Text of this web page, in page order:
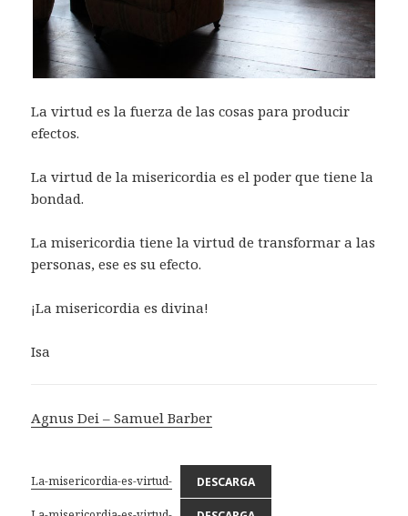
La virtud es la fuerza de las cosas para producir
efectos.
La virtud de la misericordia es el poder que tiene la
bondad.
La misericordia tiene la virtud de transformar a las
personas, ese es su efecto.
¡La misericordia es divina!
Isa
Agnus Dei – Samuel Barber
La-misericordia-es-virtud- DESCARGA